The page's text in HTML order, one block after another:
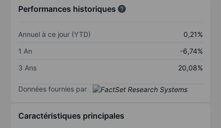
Performances historiques
Annuel à ce jour (YTD)
0,21%
1 An
-6,74%
3 Ans
20,08%
Données fournies par
Caractéristiques principales